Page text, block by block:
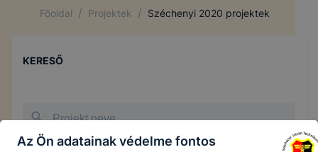
Főoldal / Projektek / Széchenyi 2020 projektek
KERESŐ
Az Ön adatainak védelme fontos